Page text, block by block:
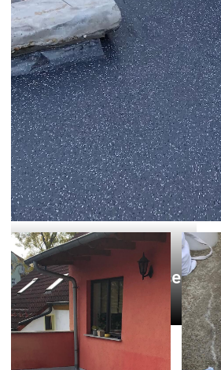
Sanierung Terrasse
Werdau